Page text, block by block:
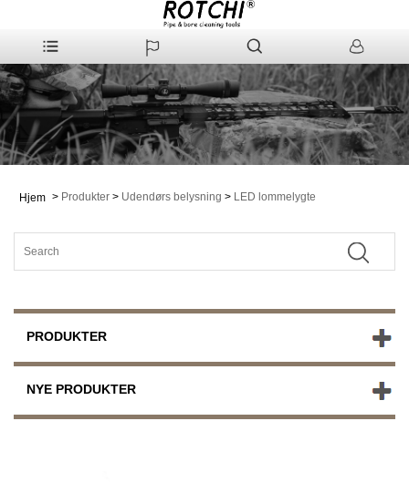
Hjem > Produkter > Udendørs belysning > LED lommelygte
PRODUKTER
NYE PRODUKTER